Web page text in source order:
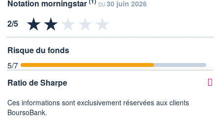
Notation morningstar DU 30 juin 2026
Risque du fonds
5/7
Ratio de Sharpe
Ces informations sont exclusivement réservées aux clients
BoursoBank.